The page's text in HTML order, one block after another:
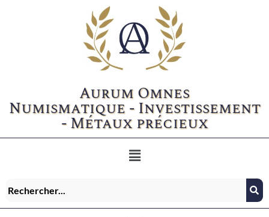
Aurum Omnes
Numismatique - Investissement
- Métaux précieux